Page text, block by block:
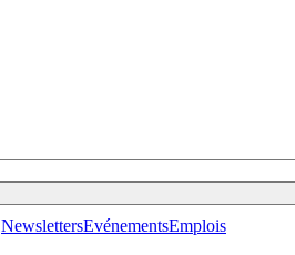
NewslettersEvénementsEmplois